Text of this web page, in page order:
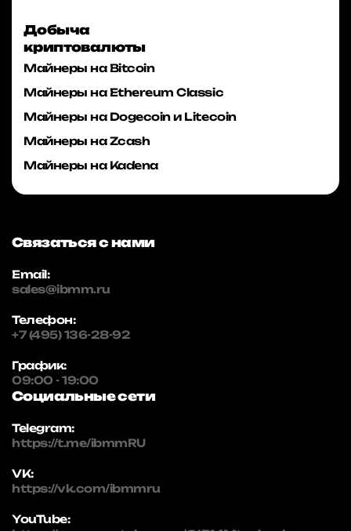
Добыча
криптовалюты
Майнеры на Bitcoin
Майнеры на Ethereum Classic
Майнеры на Dogecoin и Litecoin
Майнеры на Zcash
Майнеры на Kadena
Связаться с нами
Email:
sales@ibmm.ru
Телефон:
+7 (495) 136-28-92
График:
09:00 - 19:00
Социальные сети
Telegram:
https://t.me/ibmmRU
VK:
https://vk.com/ibmmru
YouTube: